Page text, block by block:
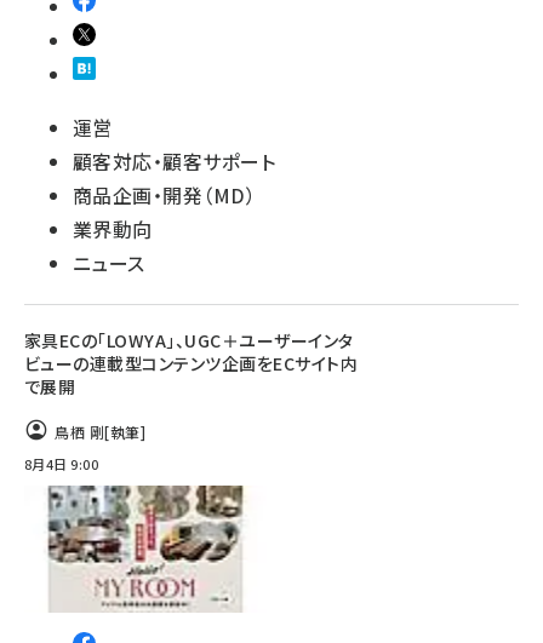
運営
顧客対応・顧客サポート
商品企画・開発（MD）
業界動向
ニュース
家具ECの「LOWYA」、UGC＋ユーザーインタ
ビューの連載型コンテンツ企画をECサイト内
で展開
鳥栖 剛[執筆]
8月4日 9:00